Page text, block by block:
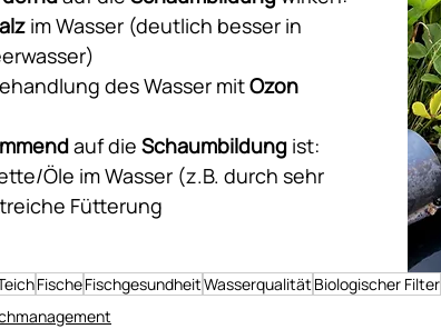
im Wasser (deutlich besser in
des Wasser mit Ozon
auf die Schaumbildung ist:
Öle im Wasser (z.B. durch sehr
Fütterung
FischeFischgesundheitWasserqualität Biologischer Filter